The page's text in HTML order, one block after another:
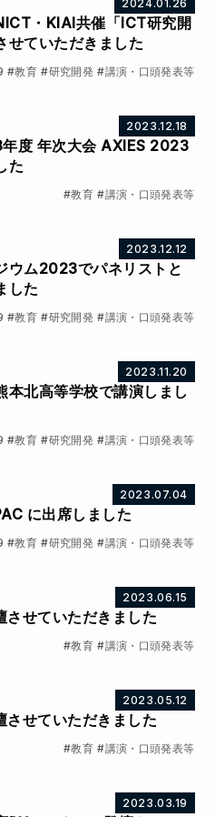
2024.01.26
・KIAI共催「ICT研究開
せていただきました
教育 研究開発 講演・口頭発表等
2023.12.18
度 年次大会 AXIES 2023
た
教育 講演・口頭発表等
2023.12.12
ウム2023でパネリストと
した
教育 研究開発 講演・口頭発表等
2023.11.20
本北高等学校で講演しまし
教育 研究開発 講演・口頭発表等
2023.07.04
に出席しました
教育 研究開発 講演・口頭発表等
2023.06.15
せていただきました
教育 講演・口頭発表等
2023.05.12
せていただきました
教育 講演・口頭発表等
2023.03.19